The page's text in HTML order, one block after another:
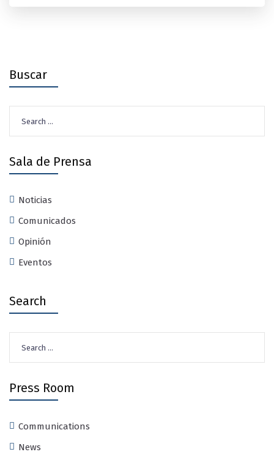
Buscar
for:
Sala de Prensa
Noticias
Comunicados
Opinión
Eventos
Search
for:
Press Room
Communications
News